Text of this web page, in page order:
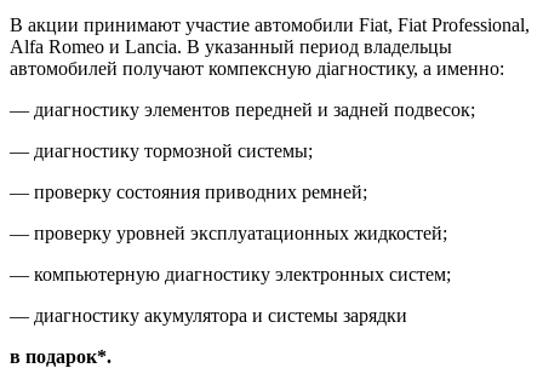
В акции принимают участие автомобили Fiat, Fiat Professional,
Alfa Romeo и Lancia. В указанный период владельцы
автомобилей получают компексную діагностику, а именно:
— диагностику элементов передней и задней подвесок;
— диагностику тормозной системы;
— проверку состояния приводних ремней;
— проверку уровней эксплуатационных жидкостей;
— компьютерную диагностику электронных систем;
— диагностику акумулятора и системы зарядки
в подарок*.